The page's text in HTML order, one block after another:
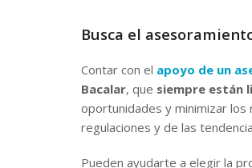
Busca el
Contar con el apoyo de un
Bacalar, que siempre están
oportunidades y minimizar
regulaciones y de las
Pueden ayudarte a elegir la